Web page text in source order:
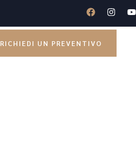
RICHIEDI UN PREVENTIVO